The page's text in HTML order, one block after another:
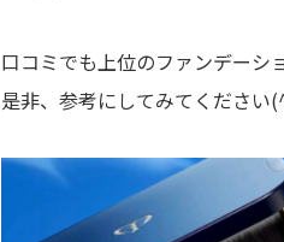
口コミでも上位のファンデーショ
是非、参考にしてみてください